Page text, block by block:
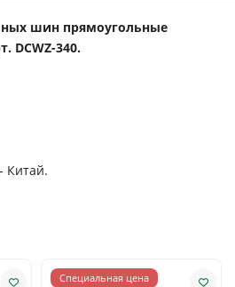
шин прямоугольные
DCWZ-340.
Китай.
Специальная цена